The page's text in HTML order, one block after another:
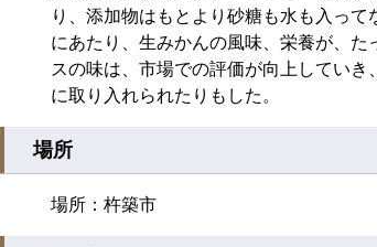
り、添加物はもとより砂糖も水も入っ
にあたり、生みかんの風味、栄養が、
スの味は、市場での評価が向上してい
に取り入れられたりもした。
場所
場所：杵築市